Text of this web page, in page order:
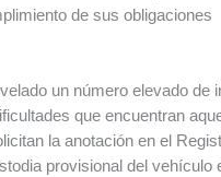
de sus obligaciones
un número elevado de
que encuentran
la anotación en el
provisional del vehículo